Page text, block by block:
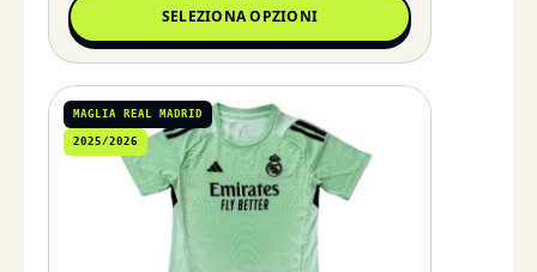
SELEZIONA OPZIONI
MAGLIA REAL MADRID
2025/2026